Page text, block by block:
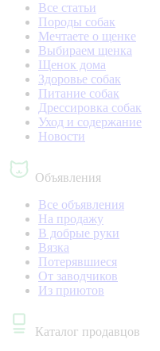
Все статьи
Породы собак
Мечтаете о щенке
Выбираем щенка
Щенок дома
Здоровье собак
Питание собак
Дрессировка собак
Уход и содержание
Новости
Объявления
Все объявления
На продажу
В добрые руки
Вязка
Потерявшиеся
От заводчиков
Из приютов
Каталог продавцов